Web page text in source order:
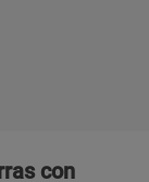
con